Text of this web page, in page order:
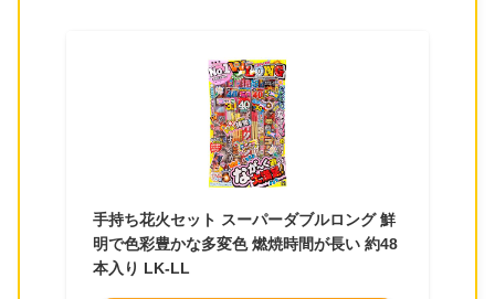
手持ち花火セット スーパーダブルロング 鮮
明で色彩豊かな多変色 燃焼時間が長い 約48
本入り LK-LL